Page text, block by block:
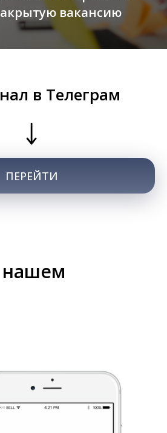
вакансию
в Телеграм
ПЕРЕЙТИ